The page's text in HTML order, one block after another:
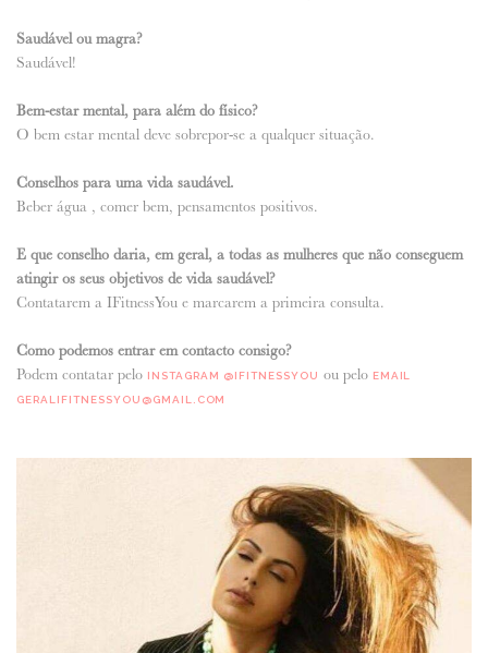
Saudável ou magra?
Saudável!
Bem-estar mental, para além do físico?
O bem estar mental deve sobrepor-se a qualquer situação.
Conselhos para uma vida saudável.
Beber água , comer bem, pensamentos positivos.
E que conselho daria, em geral, a todas as mulheres que não conseguem
atingir os seus objetivos de vida saudável?
Contatarem a IFitnessYou e marcarem a primeira consulta.
Como podemos entrar em contacto consigo?
Podem contatar pelo INSTAGRAM @IFITNESSYOU ou pelo EMAIL
GERALIFITNESSYOU@GMAIL.COM